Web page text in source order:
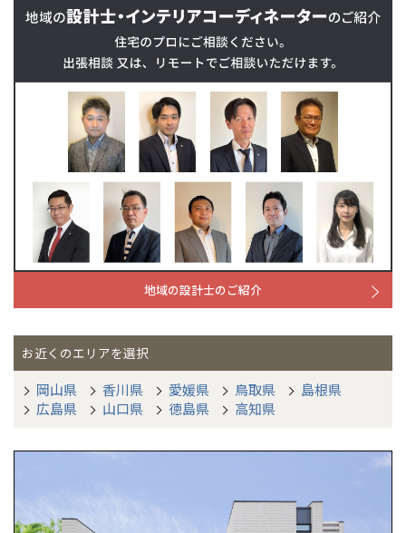
採用情報
地域の設計士のご紹介
お近くのエリアを選択
岡山県 香川県 愛媛県 鳥取県
島根県
広島県
山口県 徳島県 高知県
道北
道南
道東
秋田
岩手
山形
宮城
福島
新潟
山梨
長野
富山
石川
福井
関東
東京
神奈川
埼玉
千葉
茨城
群馬
東海
愛知
岐阜
静岡
三重
近畿
大阪
京都
兵庫
滋賀
和歌山
中国・四国
岡山
香川
鳥取
島根
九州
福岡
熊本
大分
分譲マンション
※現住所のある都道府県以外の建築予定地の方でも
応します。お気軽にご相談ください。
旭川
道南
函館
室蘭
帯広
釧路
秋田県
秋田
岩手県
盛岡
北上
山形県
山形
宮城県
仙台
福島県
郡山
福島
いわき
会津
新潟県
新潟
長岡
山梨県
甲府
長野県
長野
松本
富山県
富山
石川県
金沢
福井県
福井
関東
東京都
世田谷
神奈川県
横浜
湘南
相模
埼玉県
埼玉
所沢
千葉県
千葉
柏
栃木県
宇都宮
小山
群馬県
群馬
伊勢崎
東海
愛知県
名古屋
豊橋
岐阜県
岐阜
静岡県
静岡
浜松
三重県
四日市
近畿
大阪府
大阪
京都府
京都
兵庫県
姫路
奈良県
奈良
中国・四国
岡山県
岡山
香川県
高松
愛媛県
松山
九州
福岡県
福岡
佐賀県
佐賀
熊本県
熊本
大分県
大分
宮崎県
宮崎